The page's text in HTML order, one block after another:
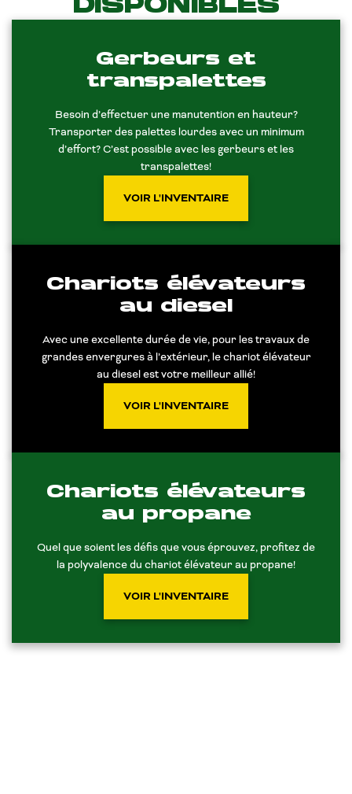
DISPONIBLES
Gerbeurs et
transpalettes
Besoin d’effectuer une manutention en hauteur?
Transporter des palettes lourdes avec un minimum
d’effort? C’est possible avec les gerbeurs et les
transpalettes!
VOIR L'INVENTAIRE
Chariots élévateurs
au diesel
Avec une excellente durée de vie, pour les travaux de
grandes envergures à l’extérieur, le chariot élévateur
au diesel est votre meilleur allié!
VOIR L'INVENTAIRE
Chariots élévateurs
au propane
Quel que soient les défis que vous éprouvez, profitez de
la polyvalence du chariot élévateur au propane!
VOIR L'INVENTAIRE